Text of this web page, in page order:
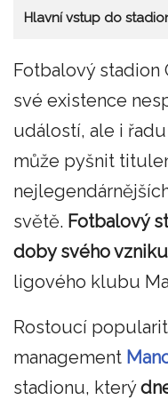
Hlavní vstup do
Fotbalový stadion
své existence
událostí, ale i
může pyšnit
světě. Fotbalový
doby svého
ligového klubu
Rostoucí
management
stadionu, který